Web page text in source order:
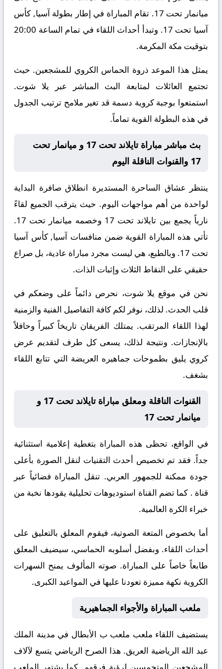
ميانمار تحت 17. تقام المباراة في إطار بطولة آسيا, كأس
آسيا تحت 17. وتبدأ أحداث اللقاء في تمام الساعة 20:00
بتوقيت مكة المكرمة.
يمثل هذا الموعد ذروة الحماس الكروي للمشجعين. حيث
تجتمع العائلات لمتابعة البث المباشر عبر يلا شوت.
استمتعوا بوجبة كروية دسمة قد تغير ملامح ترتيب الجدول
في هذه البطولة القوية تماماً.
بث مباشر مباراة تايلاند تحت 17 و ميانمار تحت
17 والقنوات الناقلة اليوم
ينتظر عشاق الساحرة المستديرة انطلاق صافرة البداية
لواحدة من أهم مواجهات اليوم. حيث يترقب الجميع لقاءً
نارياً يجمع بين تايلاند تحت 17 وخصمه ميانمار تحت 17
.
تأتي هذه المباراة القوية ضمن منافسات آسيا, كأس آسيا
تحت 17
. وبالطبع، هي ليست مجرد مباراة عادية، بل صراع
حقيقي على النقاط الثلاث وإثبات الذات.
نحن في موقع يلا شوت، نحرص دائماً على وضعكم في
قلب الحدث. لذلك، نوفر لكم كافة التفاصيل الفنية والزمنية
لهذا اللقاء المرتقب. يمتلك الفريقان تاريخاً كبيراً وحافلاً
بالإنجازات. ونتيجة لذلك، يسعى كل طرف لتقديم عرض
كروي يليق بطموحات جماهيره العريضة التي تتابع اللقاء
بشغف.
القنوات الناقلة ومعلق مباراة تايلاند تحت 17 و
ميانمار تحت 17
في الواقع، تحظى هذه المباراة بتغطية إعلامية استثنائية
جداً. فقد تم تخصيص أحدث التقنيات لنقل الصورة بأعلى
جودة ممكنة للجمهور العربي. تنقل المباراة فضائياً عبر
قناة . كما تضم القناة استوديوهات تحليلية يقودها نخبة من
خبراء الكرة العالمية.
أما بخصوص المتعة الصوتية، فيقوم المعلق بالتعليق على
أحداث اللقاء. وبفضل أسلوبه الحماسي، سيضيف المعلق
طابعاً خاصاً على المباراة. صوته المألوف يمنح السهرات
الكروية نكهة مميزة تعودنا عليها في المواعيد الكبرى.
ملعب المباراة والأجواء الجماهيرية
يستضيف اللقاء ملعب ملعب ب الأبطال في مدينة الملك
عبد الله الرياضية العريق. هذا الصرح الرياضي يتسع لآلاف